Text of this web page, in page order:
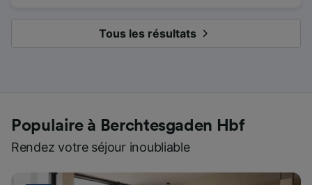
Tous les résultats
Populaire à Berchtesgaden Hbf
Rendez votre séjour inoubliable